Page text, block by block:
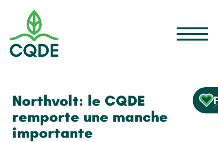
Northvolt: le CQDE
remporte une manche
importante